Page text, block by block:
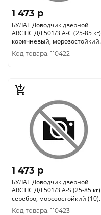
1 473 p
БУЛАТ Доводчик дверной
ARCTIC ДД 501/3 A-C (25-85 кг)
коричневый, морозостойкий
(10) 704841
Код товара: 110422
1 473 p
БУЛАТ Доводчик дверной
ARCTIC ДД 501/3 A-S (25-85 кг)
серебро, морозостойкий (10)
704834
Код товара: 110423